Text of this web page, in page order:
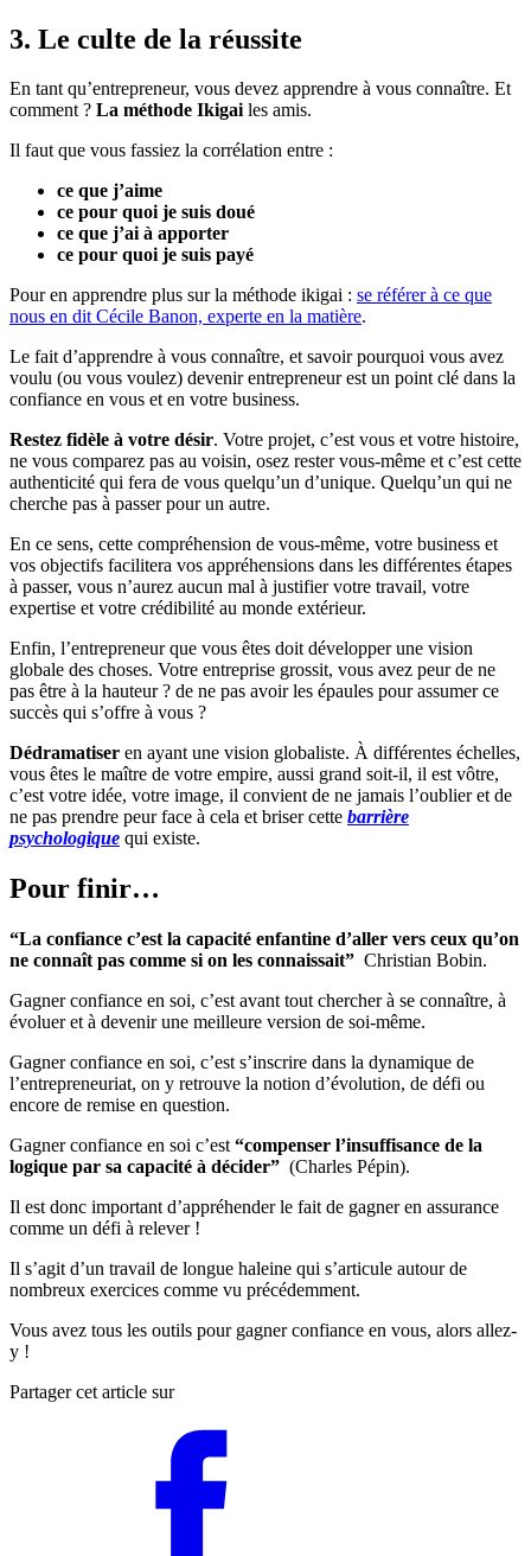
3. Le culte de la réussite
En tant qu’entrepreneur, vous devez apprendre à vous connaître. Et
comment ? La méthode Ikigailes amis.
Il faut que vous fassiez la corrélation entre :
ce que j’aime
ce pour quoi je suis doué
ce que j’ai à apporter
ce pour quoi je suis payé
Pour en apprendre plus sur la méthode ikigai : se référer à ce que
nous en dit Cécile Banon, experte en la matière.
Le fait d’apprendre à vous connaître, et savoir pourquoi vous avez
voulu (ou vous voulez) devenir entrepreneur est un point clé dans la
confiance en vous et en votre business.
Restez fidèle à votre désir. Votre projet, c’est vous et votre histoire,
ne vous comparez pas au voisin, osez rester vous-même et c’est cette
authenticité qui fera de vous quelqu’un d’unique. Quelqu’un qui ne
cherche pas à passer pour un autre.
En ce sens, cette compréhension de vous-même, votre business et
vos objectifs facilitera vos appréhensions dans les différentes étapes
à passer, vous n’aurez aucun mal à justifier votre travail, votre
expertise et votre crédibilité au monde extérieur.
Enfin, l’entrepreneur que vous êtes doit développer une vision
globale des choses. Votre entreprise grossit, vous avez peur de ne
pas être à la hauteur ? de ne pas avoir les épaules pour assumer ce
succès qui s’offre à vous ?
Dédramatiser en ayant une vision globaliste. À différentes échelles,
vous êtes le maître de votre empire, aussi grand soit-il, il est vôtre,
c’est votre idée, votre image, il convient de ne jamais l’oublier et de
ne pas prendre peur face à cela et briser cette barrière
psychologique qui existe.
Pour finir…
“La confiance c’est la capacité enfantine d’aller vers ceux qu’on
ne connaît pas comme si on les connaissait” Christian Bobin.
Gagner confiance en soi, c’est avant tout chercher à se connaître, à
évoluer et à devenir une meilleure version de soi-même.
Gagner confiance en soi, c’est s’inscrire dans la dynamique de
l’entrepreneuriat, on y retrouve la notion d’évolution, de défi ou
encore de remise en question.
Gagner confiance en soi c’est “compenser l’insuffisance de la
logique par sa capacité à décider” (Charles Pépin).
Il est donc important d’appréhender le fait de gagner en assurance
comme un défi à relever !
Il s’agit d’un travail de longue haleine qui s’articule autour de
nombreux exercices comme vu précédemment.
Vous avez tous les outils pour gagner confiance en vous, alors allez-
y !
Partager cet article sur